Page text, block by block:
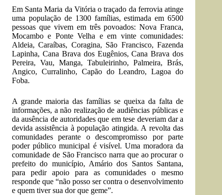
Em Santa Maria da Vitória o traçado da ferrovia atinge
uma população de 1300 famílias, estimada em 6500
pessoas que vivem em três povoados: Nova Franca,
Mocambo e Ponte Velha e em vinte comunidades:
Aldeia, Caraíbas, Coragina, São Francisco, Fazenda
Lapinha, Cana Brava dos Eugênios, Cana Brava dos
Pereira, Vau, Manga, Tabuleirinho, Palmeira, Brás,
Angico, Curralinho, Capão do Leandro, Lagoa do
Foba.
A grande maioria das famílias se queixa da falta de
informações, a não realização de audiências públicas e
da ausência de autoridades que em tese deveriam dar a
devida assistência à população atingida. A revolta das
comunidades perante o descompromisso por parte
poder público municipal é visível. Uma moradora da
comunidade de São Francisco narra que ao procurar o
prefeito do município, Amário dos Santos Santana,
para pedir apoio para as comunidades o mesmo
responde que “não posso ser contra o desenvolvimento
e quem tiver sua dor que geme”.